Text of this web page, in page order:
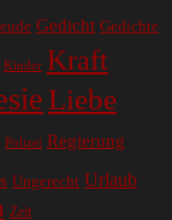
Gedicht Gedichte
Kinder Kraft
Liebe
Polizei Regierung
Ungerecht Urlaub
Zeit